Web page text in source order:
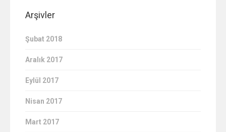
Arşivler
Şubat 2018
Aralık 2017
Eylül 2017
Nisan 2017
Mart 2017